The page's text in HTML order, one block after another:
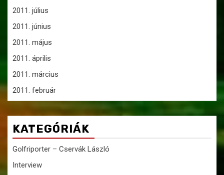
2011. július
2011. június
2011. május
2011. április
2011. március
2011. február
KATEGÓRIÁK
Golfriporter – Cservák László
Interview